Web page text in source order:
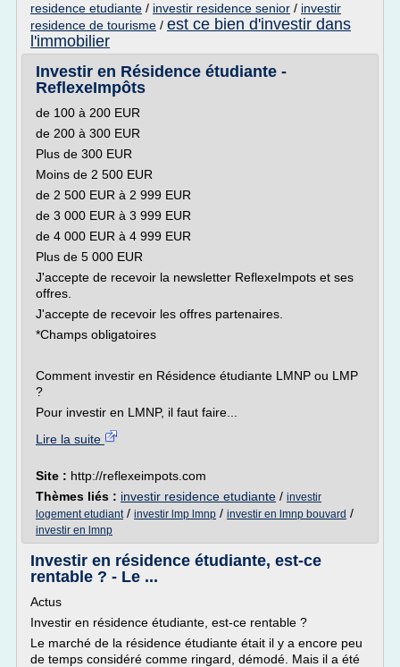
residence etudiante / investir residence senior / investir
residence de tourisme / est ce bien d'investir dans
l'immobilier
Investir en Résidence étudiante -
ReflexeImpôts
de 100 à 200 EUR
de 200 à 300 EUR
Plus de 300 EUR
Moins de 2 500 EUR
de 2 500 EUR à 2 999 EUR
de 3 000 EUR à 3 999 EUR
de 4 000 EUR à 4 999 EUR
Plus de 5 000 EUR
J'accepte de recevoir la newsletter ReflexeImpots et ses
offres.
J'accepte de recevoir les offres partenaires.
*Champs obligatoires
Comment investir en Résidence étudiante LMNP ou LMP
?
Pour investir en LMNP, il faut faire...
Lire la suite
Site : http://reflexeimpots.com
Thèmes liés : investir residence etudiante / investir
logement etudiant/ investir lmp lmnp / investir en lmnp bouvard /
investir en lmnp
Investir en résidence étudiante, est-ce
rentable ? - Le ...
Actus
Investir en résidence étudiante, est-ce rentable ?
Le marché de la résidence étudiante était il y a encore peu
de temps considéré comme ringard, démodé. Mais il a été